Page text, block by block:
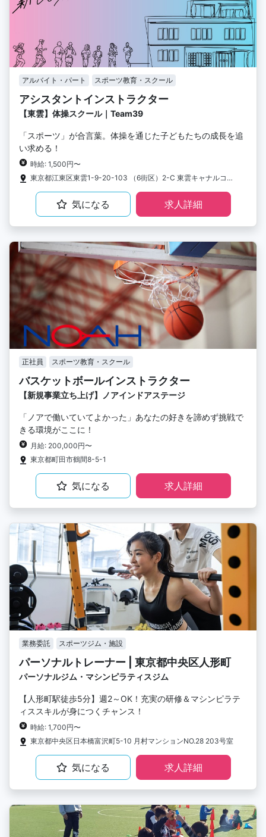
アルバイト・パート スポーツ教育・スクール
アシスタントインストラクター
【東雲】体操スクール｜Team39
「スポーツ」が合言葉。体操を通じた子どもたちの成長を追
い求める！
時給: 1,500円〜
東京都江東区東雲1-9-20-103 （6街区）2-C 東雲キャナルコート1階
気になる 求人詳細
正社員 スポーツ教育・スクール
バスケットボールインストラクター
【新規事業立ち上げ】ノアインドアステージ
「ノアで働いていてよかった」あなたの好きを諦めず挑戦で
きる環境がここに！
月給: 200,000円〜
東京都町田市鶴間8-5-1
気になる 求人詳細
業務委託 スポーツジム・施設
パーソナルトレーナー | 東京都中央区人形町
パーソナルジム・マシンピラティスジム
【人形町駅徒歩5分】週2～OK！充実の研修＆マシンピラテ
ィススキルが身につくチャンス！
時給: 1,700円〜
東京都中央区日本橋富沢町5-10 月村マンションNO.28 203号室
気になる 求人詳細